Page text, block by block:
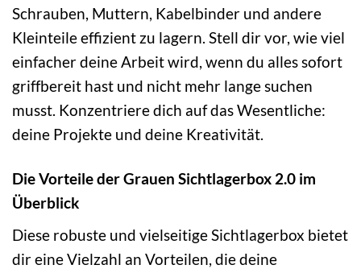
Schrauben, Muttern, Kabelbinder und andere
Kleinteile effizient zu lagern. Stell dir vor, wie viel
einfacher deine Arbeit wird, wenn du alles sofort
griffbereit hast und nicht mehr lange suchen
musst. Konzentriere dich auf das Wesentliche:
deine Projekte und deine Kreativität.
Die Vorteile der Grauen Sichtlagerbox 2.0 im
Überblick
Diese robuste und vielseitige Sichtlagerbox bietet
dir eine Vielzahl an Vorteilen, die deine